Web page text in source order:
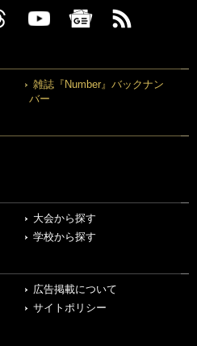
雑誌『Number』バックナン
バー
大会から探す
学校から探す
広告掲載について
サイトポリシー